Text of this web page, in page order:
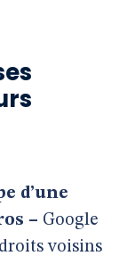
d’une
– Google
voisins